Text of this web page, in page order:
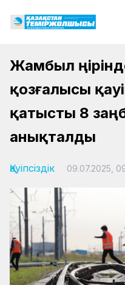
Жамбыл
қозғалысы
қатысты 8
анықталды
Қауіпсіздік 09.07.2025,